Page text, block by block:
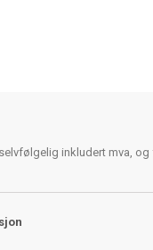
inkludert mva,